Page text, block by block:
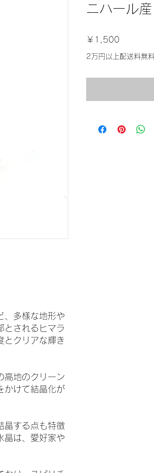
、多様な地形や
とされるヒマラ
とクリアな輝き
高地のクリーン
かけて結晶化が
晶する点も特徴
晶は、愛好家や
ニハール産
￥1,500
格
2万円以上配送料無